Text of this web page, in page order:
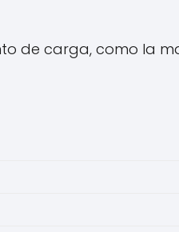
de carga, como la